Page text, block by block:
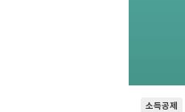
소득공제